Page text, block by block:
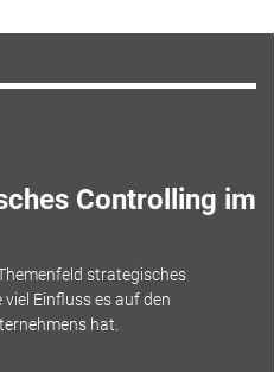
Controlling im
strategisches
Einfluss es auf den
hat.